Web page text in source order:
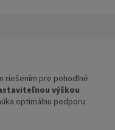
riešením pre pohodlné
výškou
optimálnu podporu